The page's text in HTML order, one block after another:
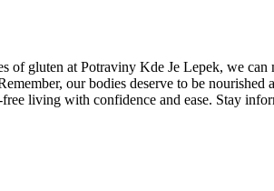
of gluten at Potraviny Kde Je Lepek, we
our bodies deserve to be
living with confidence and ease. Stay